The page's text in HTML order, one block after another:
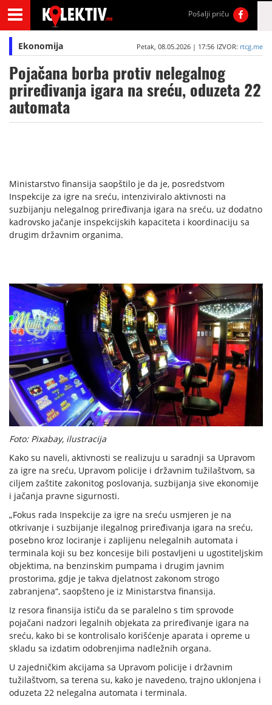
Pošalji priču
Ekonomija Petak, 08.05.2026 | 17:56 IZVOR: rtcg.me
Pojačana borba protiv nelegalnog
priređivanja igara na sreću, oduzeta 22
automata
Ministarstvo finansija saopštilo je da je, posredstvom
Inspekcije za igre na sreću, intenziviralo aktivnosti na
suzbijanju nelegalnog priređivanja igara na sreću, uz dodatno
kadrovsko jačanje inspekcijskih kapaciteta i koordinaciju sa
drugim državnim organima.
Foto: Pixabay, ilustracija
Kako su naveli, aktivnosti se realizuju u saradnji sa Upravom
za igre na sreću, Upravom policije i državnim tužilaštvom, sa
ciljem zaštite zakonitog poslovanja, suzbijanja sive ekonomije
i jačanja pravne sigurnosti.
„Fokus rada Inspekcije za igre na sreću usmjeren je na
otkrivanje i suzbijanje ilegalnog priređivanja igara na sreću,
posebno kroz lociranje i zaplijenu nelegalnih automata i
terminala koji su bez koncesije bili postavljeni u ugostiteljskim
objektima, na benzinskim pumpama i drugim javnim
prostorima, gdje je takva djelatnost zakonom strogo
zabranjena“, saopšteno je iz Ministarstva finansija.
Iz resora finansija ističu da se paralelno s tim sprovode
pojačani nadzori legalnih objekata za priređivanje igara na
sreću, kako bi se kontrolisalo korišćenje aparata i opreme u
skladu sa izdatim odobrenjima nadležnih organa.
U zajedničkim akcijama sa Upravom policije i državnim
tužilaštvom, sa terena su, kako je navedeno, trajno uklonjena i
oduzeta 22 nelegalna automata i terminala.